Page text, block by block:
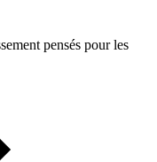
pensés pour les